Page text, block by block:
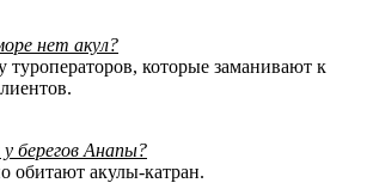
нет акул?
туроператоров, которые заманивают к
берегов Анапы?
обитают акулы-катран.